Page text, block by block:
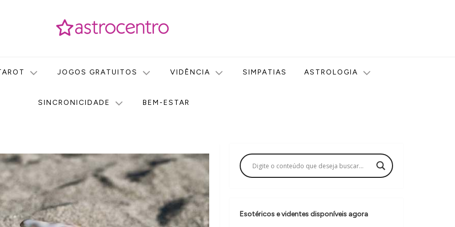
JOGOS GRATUITOS VIDÊNCIA SIMPATIAS ASTROLOGIA
SINCRONICIDADE BEM-ESTAR
Esotéricos e videntes disponíveis agora